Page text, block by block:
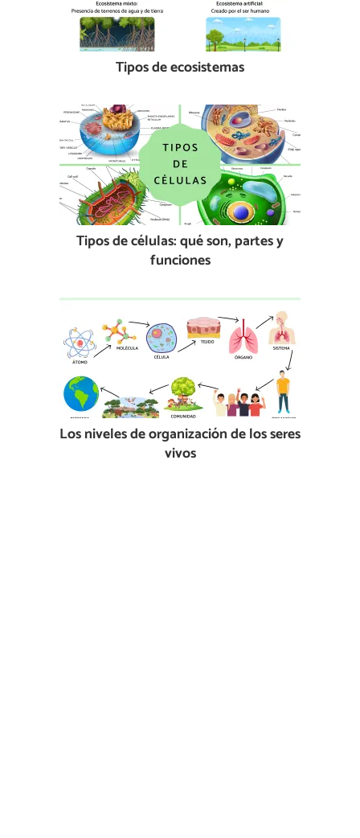
Tipos de ecosistemas
Tipos de células: qué son, partes y
funciones
Los niveles de organización de los seres
vivos